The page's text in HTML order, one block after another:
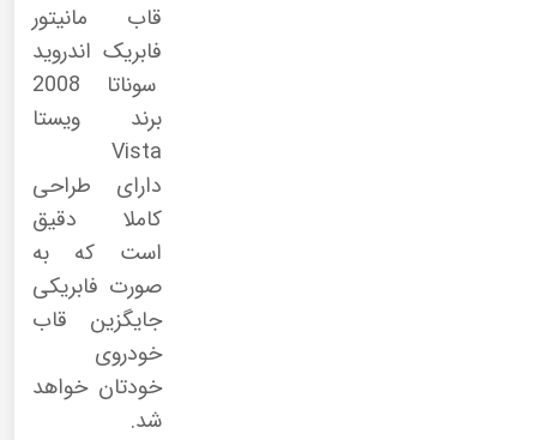
قاب مانیتور
فابریک اندروید
سوناتا 2008
برند ویستا
Vista
دارای طراحی
کاملا دقیق
است که به
صورت فابریکی
جایگزین قاب
خودروی
خودتان خواهد
شد.